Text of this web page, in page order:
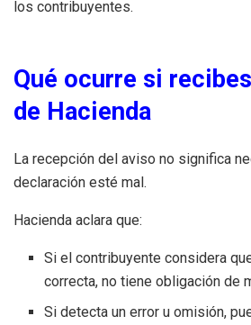
los contribuyentes.
Qué ocurre si
de Hacienda
La recepción del aviso no significa
declaración esté mal.
Hacienda aclara que:
Si el contribuyente considera
correcta, no tiene obligación de
Si detecta un error u omisión,